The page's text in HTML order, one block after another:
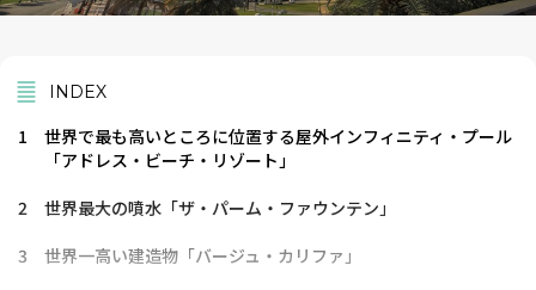
INDEX
1
世界で最も高いところに位置する屋外インフィニティ・プール
「アドレス・ビーチ・リゾート」
2
世界最大の噴水「ザ・パーム・ファウンテン」
3
世界一高い建造物「バージュ・カリファ」